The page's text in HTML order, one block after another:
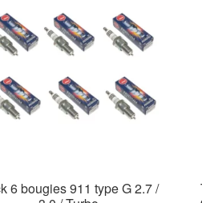
6 bougies 911 type G 2.7 /